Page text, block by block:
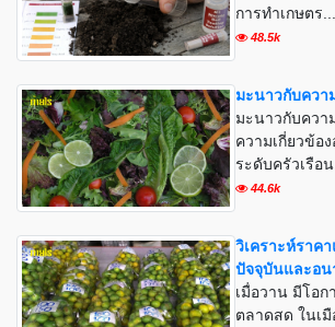
การทำเกษตร...
48.5k
มะนาวกับควา
มะนาวกับควา
ความเกี่ยวข้อ
ระดับครัวเรือน
44.6k
วิเคราะห์ราค
ปัจจุบันและอน
เมื่อวาน มีโอก
ตลาดสด ในเมื